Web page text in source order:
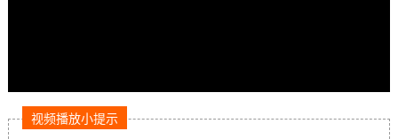
视频播放小提示